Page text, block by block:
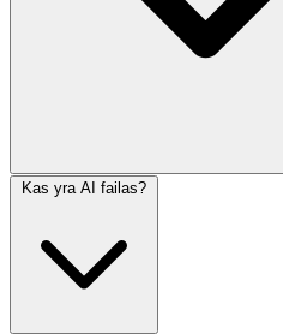
Kas yra AI failas?